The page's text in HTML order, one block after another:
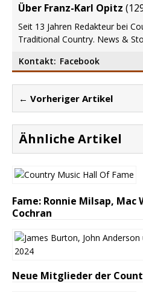
Über Franz-Karl Opitz (
Seit 13 Jahren Redakteur bei
Traditional Country. News &
Kontakt: Facebook
← Vorheriger Artikel
Ähnliche Artikel
Fame: Ronnie Milsap, Mac
Cochran
Neue Mitglieder der